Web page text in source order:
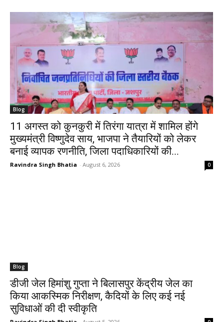
Blog
11 अगस्त को कुनकुरी में तिरंगा यात्रा में शामिल होंगे
मुख्यमंत्री विष्णुदेव साय, भाजपा ने तैयारियों को लेकर
बनाई व्यापक रणनीति, जिला पदाधिकारियों की...
Ravindra Singh Bhatia - August 6, 2026 0
Blog
डीजी जेल हिमांशु गुप्ता ने बिलासपुर केंद्रीय जेल का
किया आकस्मिक निरीक्षण, कैदियों के लिए कई नई
सुविधाओं की दी स्वीकृति